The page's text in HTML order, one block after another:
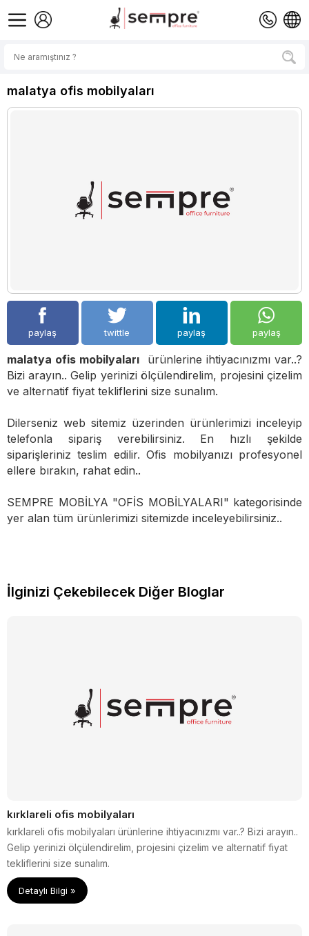
malatya ofis mobilyaları
paylaş twittle paylaş paylaş
malatya ofis mobilyaları ürünlerine ihtiyacınızmı var..?
Bizi arayın.. Gelip yerinizi ölçülendirelim, projesini çizelim
ve alternatif fiyat tekliflerini size sunalım.
Dilerseniz web sitemiz üzerinden ürünlerimizi inceleyip
telefonla sipariş verebilirsiniz. En hızlı şekilde
siparişleriniz teslim edilir. Ofis mobilyanızı profesyonel
ellere bırakın, rahat edin..
SEMPRE MOBİLYA "OFİS MOBİLYALARI" kategorisinde
yer alan tüm ürünlerimizi sitemizde inceleyebilirsiniz..
İlginizi Çekebilecek Diğer Bloglar
kırklareli ofis mobilyaları
kırklareli ofis mobilyaları ürünlerine ihtiyacınızmı var..? Bizi arayın..
Gelip yerinizi ölçülendirelim, projesini çizelim ve alternatif fiyat
tekliflerini size sunalım.
Detaylı Bilgi »